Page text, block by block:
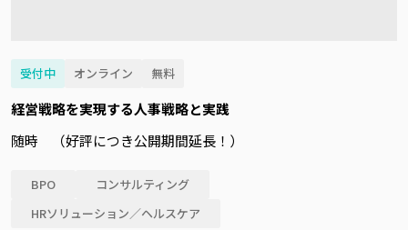
受付中 オンライン 無料
経営戦略を実現する人事戦略と実践
随時 （好評につき公開期間延長！）
BPO
コンサルティング
HRソリューション／ヘルスケア